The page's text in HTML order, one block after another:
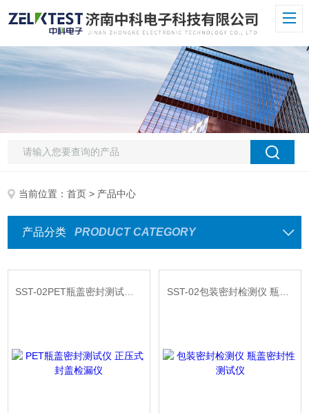
当前位置：首页 > 产品中心
产品分类 PRODUCT CATEGORY